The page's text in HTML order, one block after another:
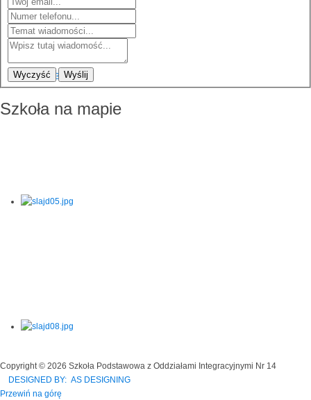
Wyczyść Wyślij
Szkoła na mapie
Copyright © 2026 Szkoła Podstawowa z Oddziałami Integracyjnymi Nr 14
DESIGNED BY: AS DESIGNING
Przewiń na górę